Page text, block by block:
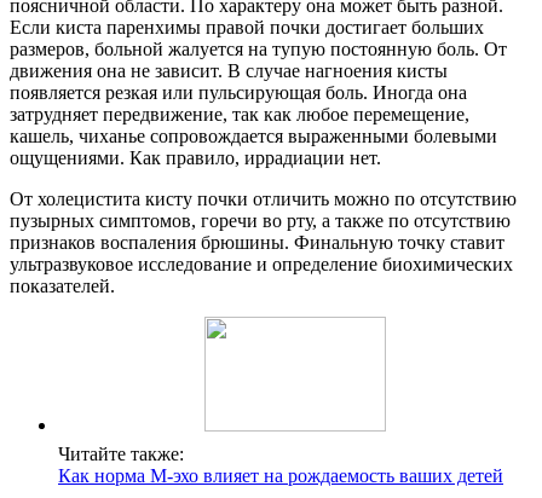
поясничной области. По характеру она может быть разной.
Если киста паренхимы правой почки достигает больших
размеров, больной жалуется на тупую постоянную боль. От
движения она не зависит. В случае нагноения кисты
появляется резкая или пульсирующая боль. Иногда она
затрудняет передвижение, так как любое перемещение,
кашель, чиханье сопровождается выраженными болевыми
ощущениями. Как правило, иррадиации нет.
От холецистита кисту почки отличить можно по отсутствию
пузырных симптомов, горечи во рту, а также по отсутствию
признаков воспаления брюшины. Финальную точку ставит
ультразвуковое исследование и определение биохимических
показателей.
Читайте также:
Как норма М-эхо влияет на рождаемость ваших детей